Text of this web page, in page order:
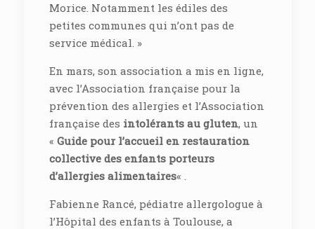
Morice. Notamment les édiles des
petites communes qui n’ont pas de
service médical. »
En mars, son association a mis en ligne,
avec l’Association française pour la
prévention des allergies et l’Association
française des intolérants au gluten, un
« Guide pour l’accueil en restauration
collective des enfants porteurs
d’allergies alimentaires« .
Fabienne Rancé, pédiatre allergologue à
l’Hôpital des enfants à Toulouse, a